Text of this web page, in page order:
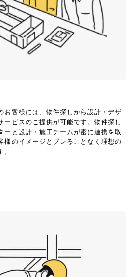
お客様には、物件探しから設計・デザ
ービスのご提供が可能です。物件探し
ーと設計・施工チームが密に連携を取
様のイメージとブレることなく理想の
。